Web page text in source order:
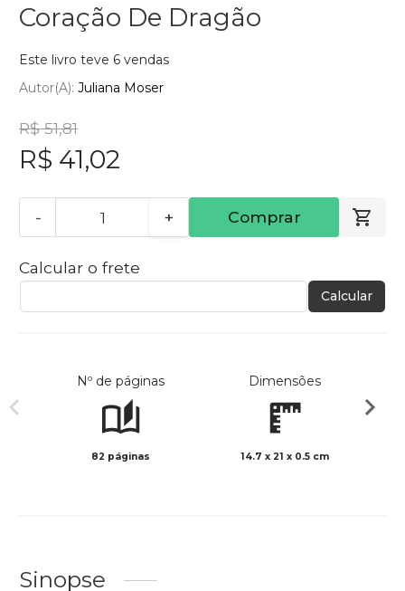
Coração De Dragão
Este livro teve 6 vendas
Autor(a): Juliana Moser
R$ 51,81
R$ 41,02
- + Comprar
Calcular o frete
Calcular
Nº de páginas
82 páginas
Dimensões
14.7 x 21 x 0.5 cm
Sinopse